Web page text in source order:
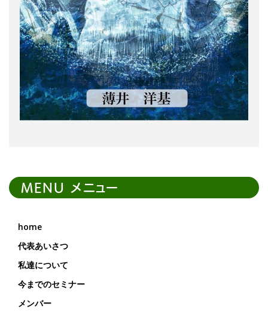
MENU メニュー
home
代表あいさつ
私達について
今までのセミナー
メンバー